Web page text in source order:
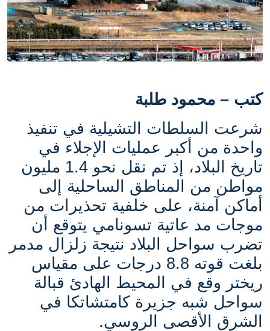
كتب – محمود طلبة
شرعت السلطات التشيلية في تنفيذ
واحدة من أكبر عمليات الإجلاء في
تاريخ البلاد، إذ تم نقل نحو 1.4 مليون
مواطن من المناطق الساحلية إلى
أماكن آمنة، على خلفية تحذيرات من
موجات مد عاتية تسونامي يتوقع أن
تضرب سواحل البلاد نتيجة زلزال مدمر
بلغت قوته 8.8 درجات على مقياس
ريختر وقع في المحيط الهادئ قبالة
سواحل شبه جزيرة كامتشاتكا في
الشرق الأقصى الروسي.